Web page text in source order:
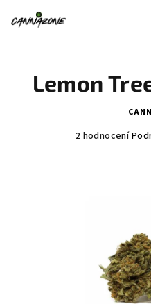
Lemon
2 hodnocení